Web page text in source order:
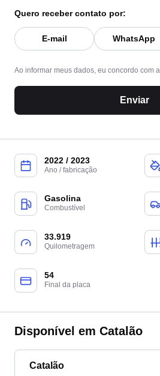
2022 / 2023
Ano / fabricação
Gasolina
Combustível
33.919
Quilometragem
54
Final da placa
Disponível em Catalão
Catalão
Quero receber contato por:
E-mail WhatsApp
Ao informar meus dados, eu concordo com a
Enviar